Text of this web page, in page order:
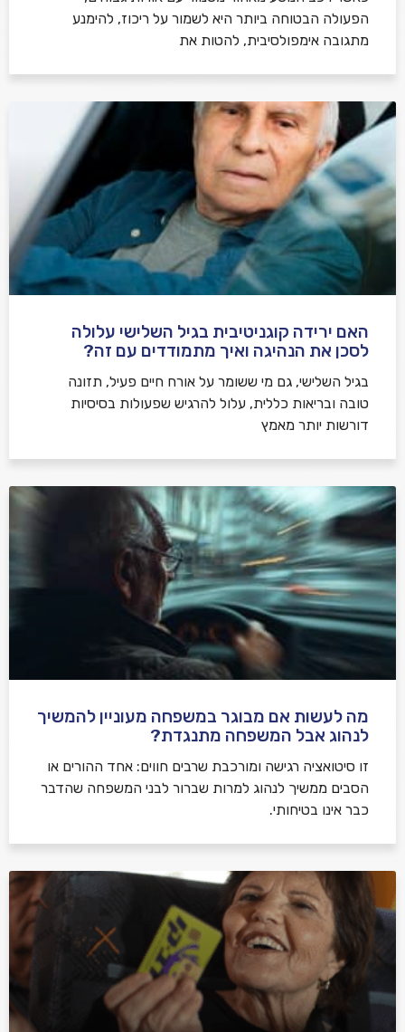
הפעולה הבטוחה ביותר היא לשמור על ריכוז, להימנע
מתגובה אימפולסיבית, להטות את
האם ירידה קוגניטיבית בגיל השלישי עלולה
לסכן את הנהיגה ואיך מתמודדים עם זה?
בגיל השלישי, גם מי ששומר על אורח חיים פעיל, תזונה
טובה ובריאות כללית, עלול להרגיש שפעולות בסיסיות
דורשות יותר מאמץ
מה לעשות אם מבוגר במשפחה מעוניין להמשיך
לנהוג אבל המשפחה מתנגדת?
זו סיטואציה רגישה ומורכבת שרבים חווים: אחד ההורים או
הסבים ממשיך לנהוג למרות שברור לבני המשפחה שהדבר
כבר אינו בטיחותי.